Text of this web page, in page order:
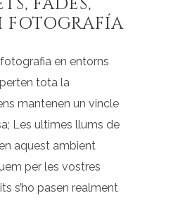
FOTOGRAFÍA
en entorns
tota la
mantenen un vincle
Les ultimes llums de
aquest ambient
per les vostres
s’ho pasen realment